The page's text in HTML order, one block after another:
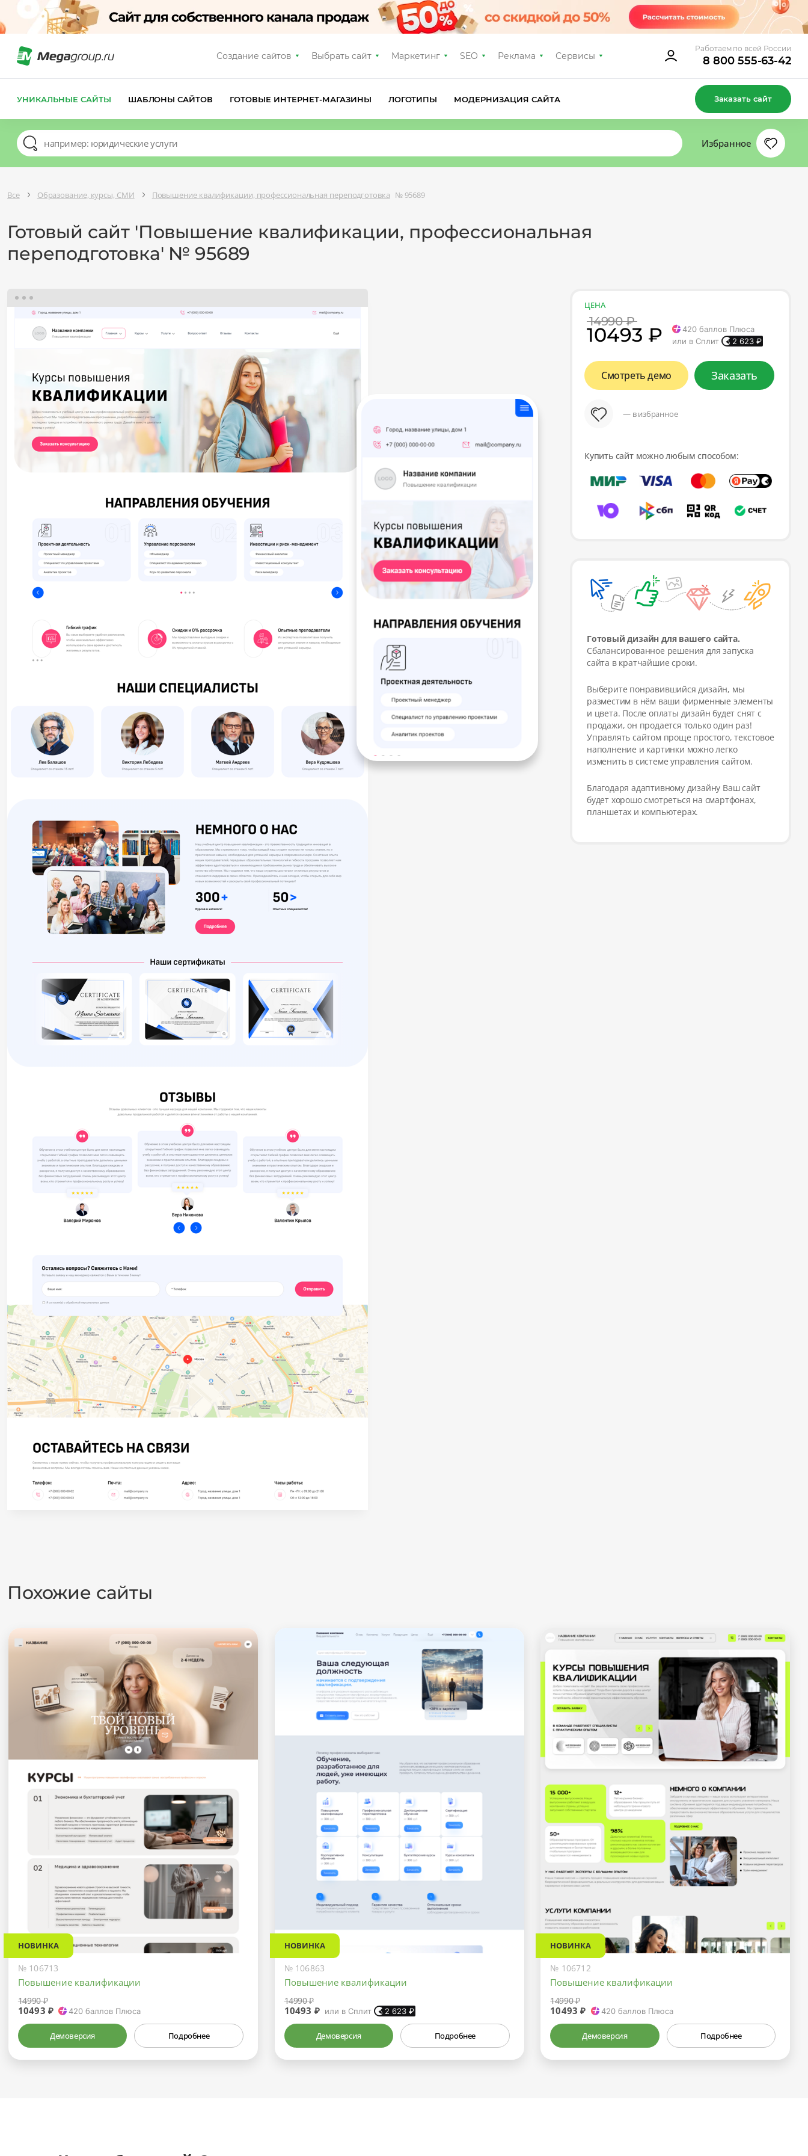
Создание сайтов Выбрать сайт Маркетинг SEO Реклама Сервисы
Работаем по всей России
8 800 555-63-42
УНИКАЛЬНЫЕ САЙТЫ ШАБЛОНЫ САЙТОВ ГОТОВЫЕ ИНТЕРНЕТ-МАГАЗИНЫ ЛОГОТИПЫ МОДЕРНИЗАЦИЯ САЙТА Заказать сайт
Избранное
Все Образование, курсы, СМИ Повышение квалификации, профессиональная переподготовка № 95689
Готовый сайт 'Повышение квалификации, профессиональная
переподготовка' № 95689
ЦЕНА
14990 ₽
10493 ₽ 420 баллов Плюса
или в Сплит
2 623 ₽
Смотреть демо Заказать
— в избранное
Купить сайт можно любым способом:
Готовый дизайн для вашего сайта.
Сбалансированное решения для запуска
сайта в кратчайшие сроки.
Выберите понравившийся дизайн, мы
разместим в нём ваши фирменные элементы
и цвета. После оплаты дизайн будет снят с
продажи, он продается только один раз!
Управлять сайтом проще простого, текстовое
наполнение и картинки можно легко
изменить в системе управления сайтом.
Благодаря адаптивному дизайну Ваш сайт
будет хорошо смотреться на смартфонах,
планшетах и компьютерах.
Похожие сайты
НОВИНКА
№ 106713
Повышение квалификации
14990 ₽
10493 ₽ 420 баллов Плюса
Демоверсия Подробнее
НОВИНКА
№ 106863
Повышение квалификации
14990 ₽
10493 ₽ или в Сплит 2 623₽
Демоверсия Подробнее
НОВИНКА
№ 106712
Повышение квалификации
14990 ₽
10493 ₽ 420баллов Плюса
Демоверсия Подробнее